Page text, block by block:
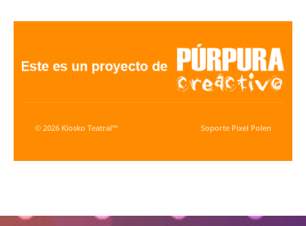
© 2026 Kiosko Teatral™ Soporte Pixel Polen